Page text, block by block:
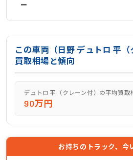
ー
この車両（日野 デュトロ 平
買取相場と傾向
デュトロ 平（クレーン付）の平均買取
90万円
お持ちのトラック、今